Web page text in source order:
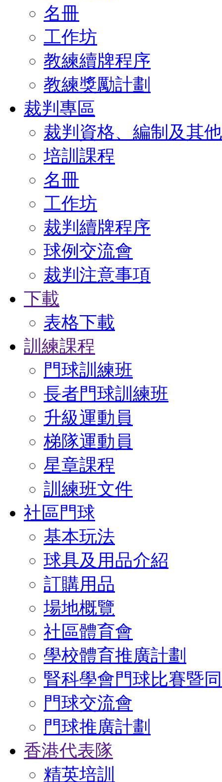
名冊
工作坊
教練續牌程序
教練獎勵計劃
裁判專區
裁判資格、編制及其
培訓課程
名冊
工作坊
裁判續牌程序
球例交流會
裁判注意事項
下載
表格下載
訓練課程
門球訓練班
長者門球訓練班
升級運動員
梯隊運動員
星章課程
訓練班文件
社區門球
基本玩法
球具及用品介紹
訂購用品
場地概覽
社區體育會
學校體育推廣計劃
腎科學會門球比賽暨
門球交流會
門球推廣計劃
香港代表隊
精英培訓